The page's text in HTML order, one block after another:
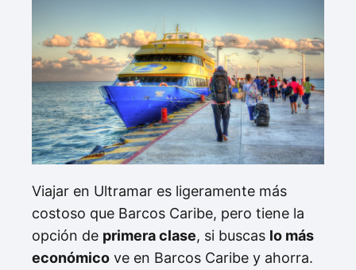
Viajar en Ultramar es ligeramente más
costoso que Barcos Caribe, pero tiene la
opción de primera clase, si buscas lo más
económico ve en Barcos Caribe y ahorra.